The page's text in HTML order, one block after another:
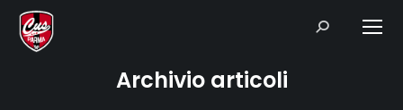
Search:
Archivio articoli